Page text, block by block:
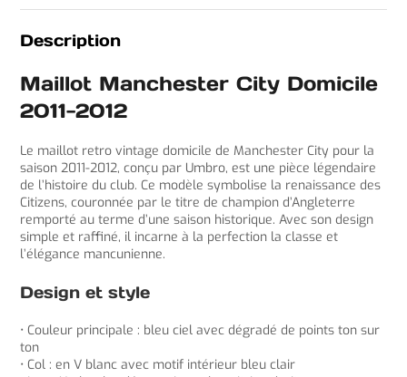
Description
Maillot Manchester City Domicile
2011-2012
Le maillot retro vintage domicile de Manchester City pour la
saison 2011-2012, conçu par Umbro, est une pièce légendaire
de l’histoire du club. Ce modèle symbolise la renaissance des
Citizens, couronnée par le titre de champion d’Angleterre
remporté au terme d’une saison historique. Avec son design
simple et raffiné, il incarne à la perfection la classe et
l’élégance mancunienne.
Design et style
• Couleur principale : bleu ciel avec dégradé de points ton sur
ton
• Col : en V blanc avec motif intérieur bleu clair